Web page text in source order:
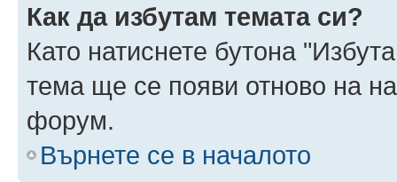
Как да избутам темата си?
Като натиснете бутона
тема ще се появи отново на
форум.
Върнете се в началото